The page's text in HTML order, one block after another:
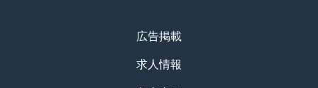
広告掲載
求人情報